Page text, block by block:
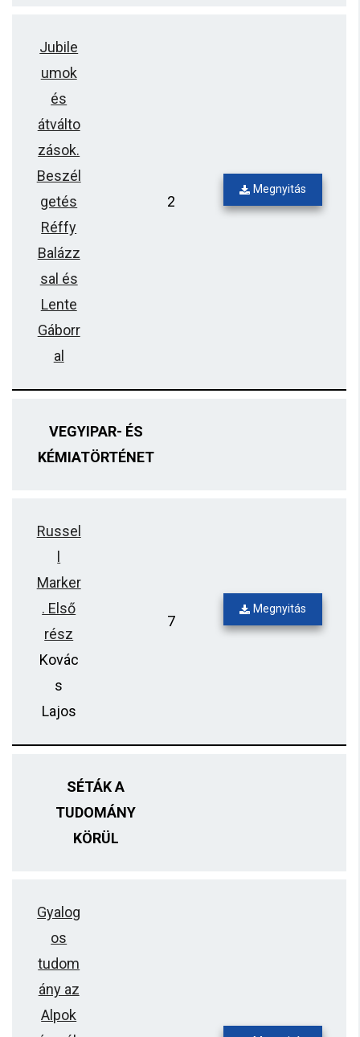
Jubile
umok
és
átválto
zások.
Beszél
getés
Réffy
Balázz
sal és
Lente
Gáborr
al
2
Megnyitás
VEGYIPAR- ÉS
KÉMIATÖRTÉNET
Russel
Marker
. Első
rész
Kovác
s
Lajos
7
Megnyitás
SÉTÁK A
TUDOMÁNY
KÖRÜL
Gyalog
os
tudom
ány az
Alpok